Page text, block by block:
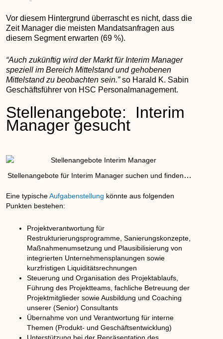
Vor diesem Hintergrund überrascht es nicht, dass die
Zeit Manager die meisten Mandatsanfragen aus
diesem Segment erwarten (69 %).
“Auch zukünftig wird der Markt für Interim Manager
speziell im Bereich Mittelstand und gehobenen
Mittelstand zu beobachten sein.”so Harald K. Sabin
Geschäftsführer von HSC Personalmanagement.
Stellenangebote: Interim
Manager gesucht
Stellenangebote für Interim Manager suchen und finden…
Eine typischeAufgabenstellung könnte aus folgenden
Punkten bestehen:
Projektverantwortung für
Restrukturierungsprogramme, Sanierungskonzepte,
Maßnahmenumsetzung und Plausibilisierung von
integrierten Unternehmensplanungen sowie
kurzfristigen Liquiditätsrechnungen
Steuerung und Organisation des Projektablaufs,
Führung des Projektteams, fachliche Betreuung der
Projektmitglieder sowie Ausbildung und Coaching
unserer (Senior) Consultants
Übernahme von und Verantwortung für interne
Themen (Produkt- und Geschäftsentwicklung)